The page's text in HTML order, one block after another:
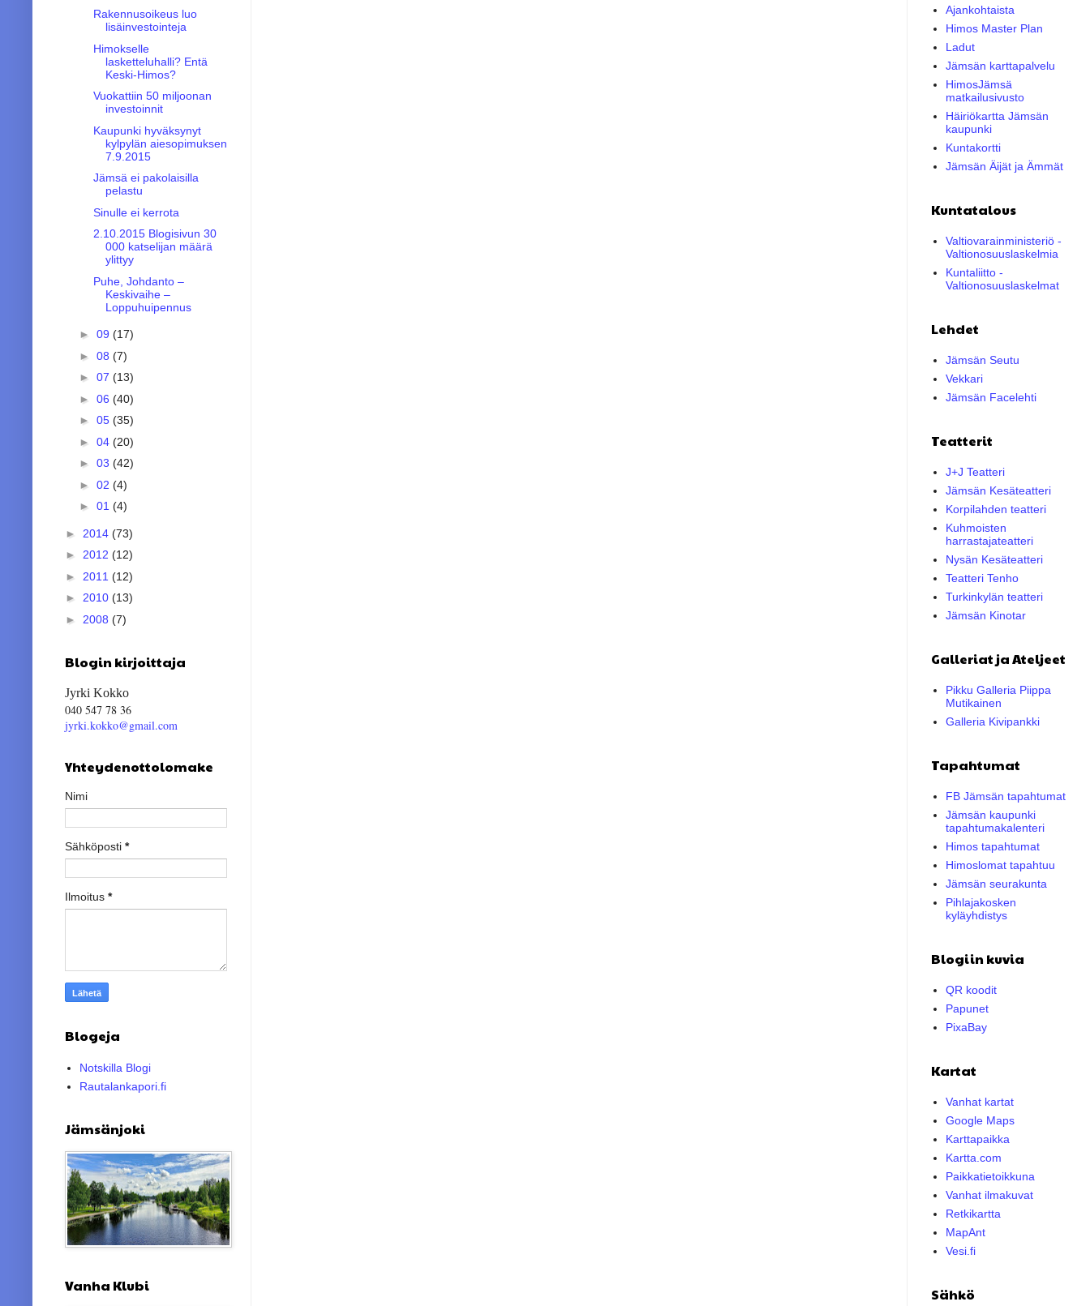
Rakennusoikeus luo
lisäinvestointeja
Himokselle
lasketteluhalli? Entä
Keski-Himos?
Vuokattiin 50 miljoonan
investoinnit
Kaupunki hyväksynyt
kylpylän aiesopimuksen
7.9.2015
Jämsä ei pakolaisilla
pelastu
Sinulle ei kerrota
2.10.2015 Blogisivun 30
000 katselijan määrä
ylittyy
Puhe, Johdanto –
Keskivaihe –
Loppuhuipennus
► 09 (17)
► 08 (7)
► 07 (13)
► 06 (40)
► 05 (35)
► 04 (20)
► 03 (42)
► 02 (4)
► 01 (4)
► 2014 (73)
► 2012 (12)
► 2011 (12)
► 2010 (13)
► 2008 (7)
Blogin kirjoittaja
Jyrki Kokko
040 547 78 36
jyrki.kokko@gmail.com
Yhteydenottolomake
Nimi
Sähköposti *
Ilmoitus *
Blogeja
Notskilla Blogi
Rautalankapori.fi
Jämsänjoki
Vanha Klubi
Ajankohtaista
Himos Master Plan
Ladut
Jämsän karttapalvelu
HimosJämsä
matkailusivusto
Häiriökartta Jämsän
kaupunki
Kuntakortti
Jämsän Äijät ja Ämmät
Kuntatalous
Valtiovarainministeriö -
Valtionosuuslaskelmia
Kuntaliitto -
Valtionosuuslaskelmat
Lehdet
Jämsän Seutu
Vekkari
Jämsän Facelehti
Teatterit
J+J Teatteri
Jämsän Kesäteatteri
Korpilahden teatteri
Kuhmoisten
harrastajateatteri
Nysän Kesäteatteri
Teatteri Tenho
Turkinkylän teatteri
Jämsän Kinotar
Galleriat ja Ateljeet
Pikku Galleria Piippa
Mutikainen
Galleria Kivipankki
Tapahtumat
FB Jämsän tapahtumat
Jämsän kaupunki
tapahtumakalenteri
Himos tapahtumat
Himoslomat tapahtuu
Jämsän seurakunta
Pihlajakosken
kyläyhdistys
Blogiin kuvia
QR koodit
Papunet
PixaBay
Kartat
Vanhat kartat
Google Maps
Karttapaikka
Kartta.com
Paikkatietoikkuna
Vanhat ilmakuvat
Retkikartta
MapAnt
Vesi.fi
Sähkö